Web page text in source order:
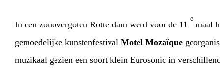
In een zonovergoten Rotterdam werd voor de 11
e
maal
gemoedelijke kunstenfestival Motel Mozaïque
muzikaal gezien een soort klein Eurosonic in verschillende